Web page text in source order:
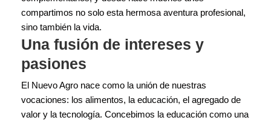
compartimos no solo esta hermosa aventura profesional,
sino también la vida.
Una fusión de intereses y
pasiones
El Nuevo Agro nace como la unión de nuestras
vocaciones: los alimentos, la educación, el agregado de
valor y la tecnología. Concebimos la educación como una